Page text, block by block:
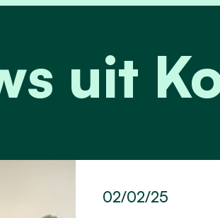
uit
02/02/25